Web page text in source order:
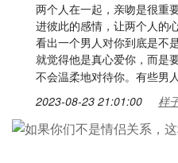
两个人在一起，亲吻是很重
进彼此的感情，让两个人的
看出一个男人对你到底是不
就觉得他是真心爱你，而是
不会温柔地对待你。有些男
2023-08-23 21:01:00 样